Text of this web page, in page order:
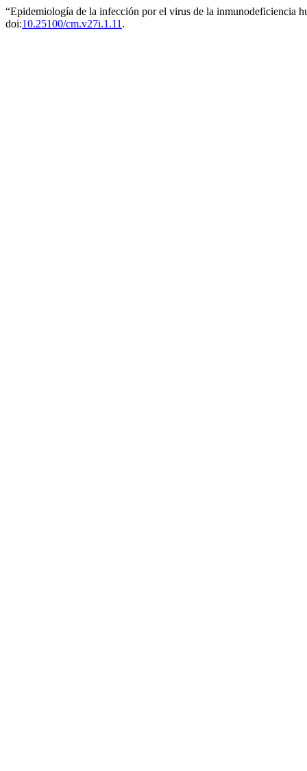
“Epidemiología de la infección por el virus de la inmunodeficiencia
doi:10.25100/cm.v27i.1.11 .